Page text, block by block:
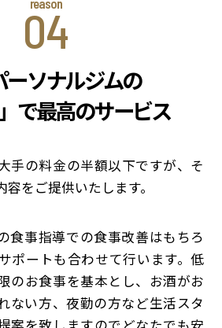
04
ーソナルジムの
で最高のサービス
手の料金の半額以下ですが、そ
をご提供いたします。
食事指導での食事改善はもちろ
ポートも合わせて行います。低
のお食事を基本とし、お酒がお
ない方、夜勤の方など生活スタ